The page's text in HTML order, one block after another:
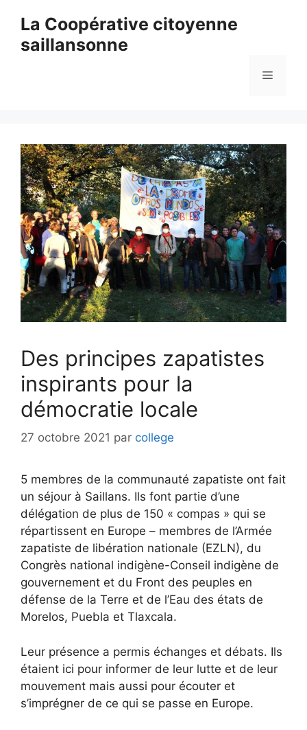
contenu
La Coopérative citoyenne
saillansonne
Menu
Des principes zapatistes
inspirants pour la
démocratie locale
27 octobre 2021 par college
5 membres de la communauté zapatiste ont fait
un séjour à Saillans. Ils font partie d’une
délégation de plus de 150 « compas » qui se
répartissent en Europe – membres de l’Armée
zapatiste de libération nationale (EZLN), du
Congrès national indigène-Conseil indigène de
gouvernement et du Front des peuples en
défense de la Terre et de l’Eau des états de
Morelos, Puebla et Tlaxcala.
Leur présence a permis échanges et débats. Ils
étaient ici pour informer de leur lutte et de leur
mouvement mais aussi pour écouter et
s’imprégner de ce qui se passe en Europe.